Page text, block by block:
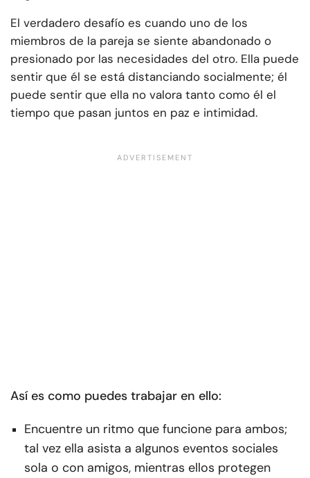
El verdadero desafío es cuando uno de los
miembros de la pareja se siente abandonado o
presionado por las necesidades del otro. Ella puede
sentir que él se está distanciando socialmente; él
puede sentir que ella no valora tanto como él el
tiempo que pasan juntos en paz e intimidad.
Así es como puedes trabajar en ello:
Encuentre un ritmo que funcione para ambos;
tal vez ella asista a algunos eventos sociales
sola o con amigos, mientras ellos protegen